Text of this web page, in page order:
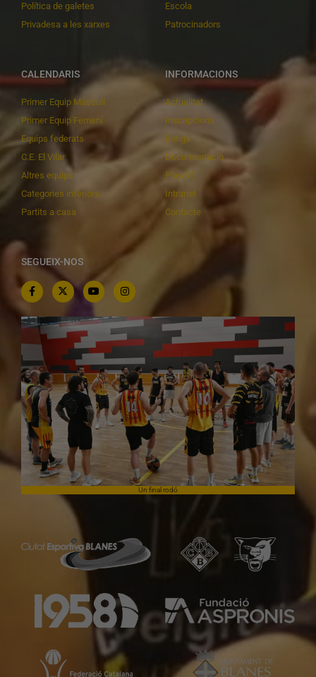
Política de galetes
Privadesa a les xarxes
Escola
Patrocinadors
CALENDARIS
Primer Equip Masculí
Primer Equip Femení
Equips federats
C.E. El Vilar
Altres equips
Categories inferiors
Partits a casa
INFORMACIONS
Actualitat
Inscripcions
Botiga
Documentació
Playoff
Intranet
Contacte
SEGUEIX-NOS
Un final rodó